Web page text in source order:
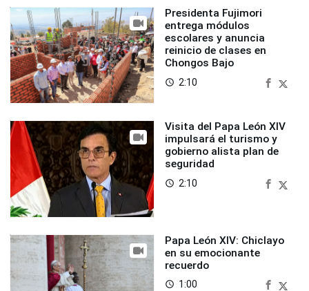
Presidenta Fujimori
entrega módulos
escolares y anuncia
reinicio de clases en
Chongos Bajo
access_time 2:10
Visita del Papa León XIV
impulsará el turismo y
gobierno alista plan de
seguridad
access_time 2:10
Papa León XIV: Chiclayo
en su emocionante
recuerdo
access_time 1:00